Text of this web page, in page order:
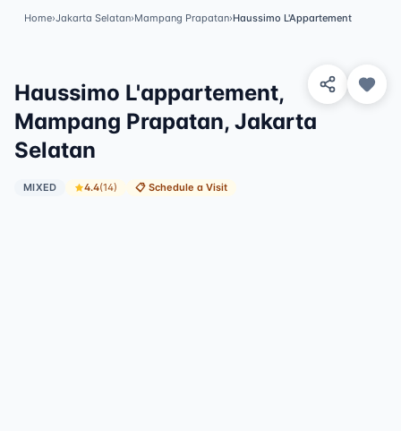
Home›Jakarta Selatan›Mampang Prapatan›Haussimo L'Appartement
View 5 Photos
Haussimo L'appartement,
Mampang Prapatan, Jakarta
Selatan
MIXED 4.4(14) 📋Schedule a Visit